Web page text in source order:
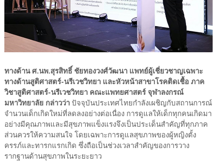
ทางด้าน ศ.นพ.สุรสิทธิ์ ชัยทองวงศ์วัฒนา แพทย์ผู้เชี่ยวชาญเฉพาะ
ทางด้านสูติศาสตร์-นรีเวชวิทยา และหัวหน้าสาขาโรคติดเชื้อ ภาค
วิชาสูติศาสตร์-นรีเวชวิทยา คณะแพทยศาสตร์ จุฬาลงกรณ์
มหาวิทยาลัย กล่าวว่าปัจจุบันประเทศไทยกำลังเผชิญกับสถานการณ์
จำนวนเด็กเกิดใหม่ที่ลดลงอย่างต่อเนื่อง การดูแลให้เด็กทุกคนเกิดมา
อย่างมีคุณภาพและมีสุขภาพแข็งแรงจึงเป็นประเด็นสำคัญที่ทุกภาค
ส่วนควรให้ความสนใจ โดยเฉพาะการดูแลสุขภาพของผู้หญิงตั้ง
ครรภ์และทารกแรกเกิด ซึ่งถือเป็นช่วงเวลาสำคัญของการวาง
รากฐานด้านสุขภาพในระยะยาว